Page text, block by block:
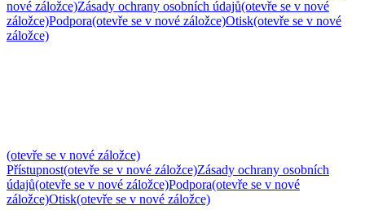
nové záložce)Zásady ochrany osobních údajů(otevře se v nové
záložce)Podpora(otevře se v nové záložce)Otisk(otevře se v nové
záložce)
(otevře se v nové záložce)
Přístupnost(otevře se v nové záložce)Zásady ochrany osobních
údajů(otevře se v nové záložce)Podpora(otevře se v nové
záložce)Otisk(otevře se v nové záložce)